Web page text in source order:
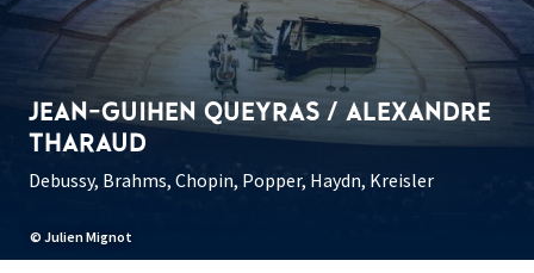
© Julien Mignot
JEAN-GUIHEN QUEYRAS / ALEXANDRE
THARAUD
Debussy, Brahms, Chopin, Popper, Haydn, Kreisler